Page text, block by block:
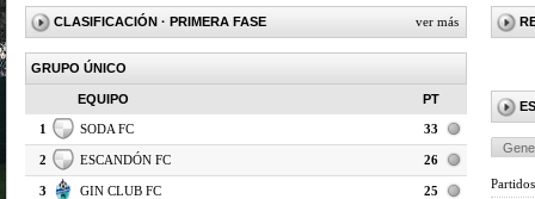
CLASIFICACIÓN · PRIMERA FASE ver más
GRUPO ÚNICO
EQUIPO PT
1 SODA FC 33
2 ESCANDÓN FC 26
3 GIN CLUB FC 25
Partidos